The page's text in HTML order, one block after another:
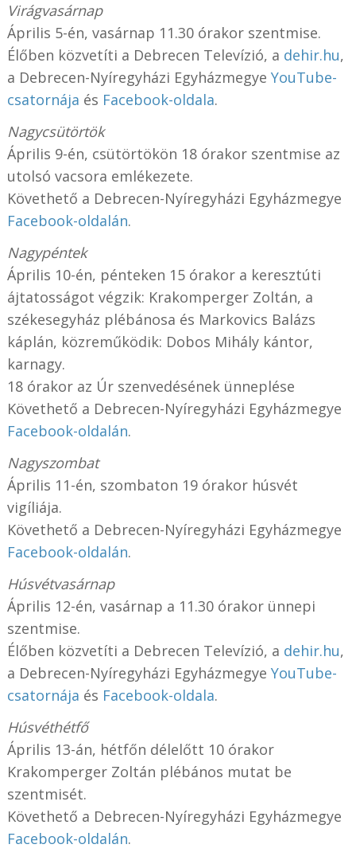
Virágvasárnap
Április 5-én, vasárnap 11.30 órakor szentmise.
Élőben közvetíti a Debrecen Televízió, a dehir.hu,
a Debrecen-Nyíregyházi Egyházmegye YouTube-
csatornája és Facebook-oldala.
Nagycsütörtök
Április 9-én, csütörtökön 18 órakor szentmise az
utolsó vacsora emlékezete.
Követhető a Debrecen-Nyíregyházi Egyházmegye
Facebook-oldalán.
Nagypéntek
Április 10-én, pénteken 15 órakor a keresztúti
ájtatosságot végzik: Krakomperger Zoltán, a
székesegyház plébánosa és Markovics Balázs
káplán, közreműködik: Dobos Mihály kántor,
karnagy.
18 órakor az Úr szenvedésének ünneplése
Követhető a Debrecen-Nyíregyházi Egyházmegye
Facebook-oldalán.
Nagyszombat
Április 11-én, szombaton 19 órakor húsvét
vigíliája.
Követhető a Debrecen-Nyíregyházi Egyházmegye
Facebook-oldalán.
Húsvétvasárnap
Április 12-én, vasárnap a 11.30 órakor ünnepi
szentmise.
Élőben közvetíti a Debrecen Televízió, a dehir.hu,
a Debrecen-Nyíregyházi Egyházmegye YouTube-
csatornája és Facebook-oldala.
Húsvéthétfő
Április 13-án, hétfőn délelőtt 10 órakor
Krakomperger Zoltán plébános mutat be
szentmisét.
Követhető a Debrecen-Nyíregyházi Egyházmegye
Facebook-oldalán.